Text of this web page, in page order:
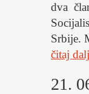
dva
Srbije.
čitaj
21.